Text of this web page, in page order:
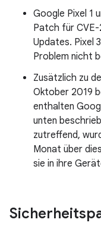
Google Pixel 1
Patch für
Updates. Pixel
Problem nicht
Zusätzlich zu
Oktober 2019
enthalten
unten
zutreffend,
Monat über
sie in ihre